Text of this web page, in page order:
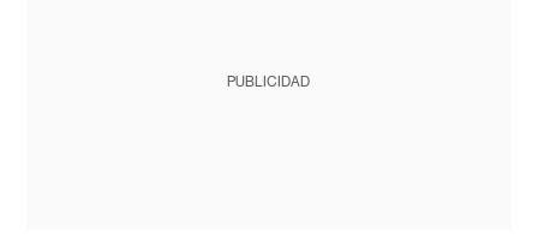
PUBLICIDAD